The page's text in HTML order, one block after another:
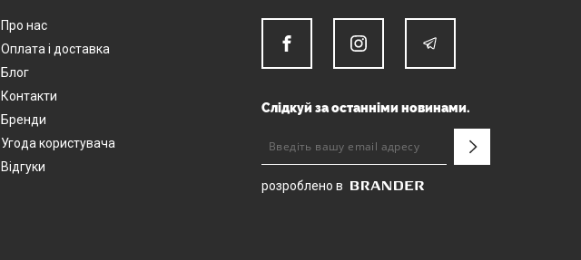
Про нас
Оплата і доставка
Блог
Контакти
Бренди
Угода користувача
Відгуки
Слідкуй за останніми новинами.
розроблено в